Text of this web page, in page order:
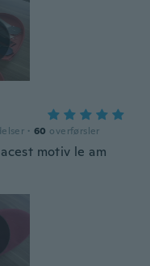
· 60 overførsler
motiv le am